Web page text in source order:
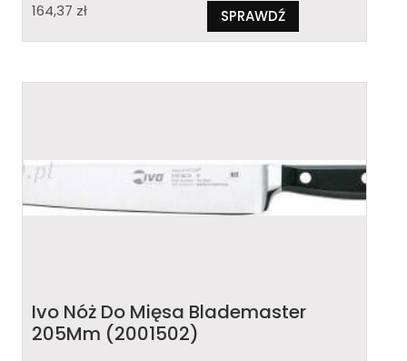
164,37 zł SPRAWDŹ
Ivo Nóż Do Mięsa Blademaster
205Mm (2001502)